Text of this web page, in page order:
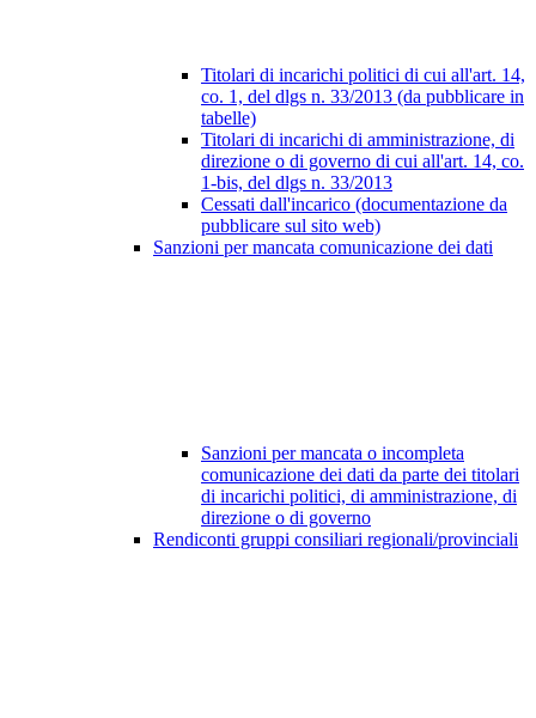
Titolari di incarichi politici di cui all'art. 14,
co. 1, del dlgs n. 33/2013 (da pubblicare in
tabelle)
Titolari di incarichi di amministrazione, di
direzione o di governo di cui all'art. 14, co.
1-bis, del dlgs n. 33/2013
Cessati dall'incarico (documentazione da
pubblicare sul sito web)
Sanzioni per mancata comunicazione dei dati
Sanzioni per mancata o incompleta
comunicazione dei dati da parte dei titolari
di incarichi politici, di amministrazione, di
direzione o di governo
Rendiconti gruppi consiliari regionali/provinciali